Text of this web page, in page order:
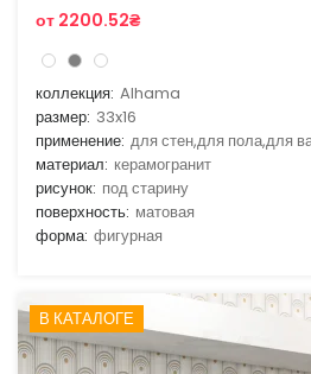
от 2200.52₴
коллекция: Alhama
размер: 33x16
применение: для стен,для пола,для
материал: керамогранит
рисунок: под старину
поверхность: матовая
форма: фигурная
В КАТАЛОГЕ